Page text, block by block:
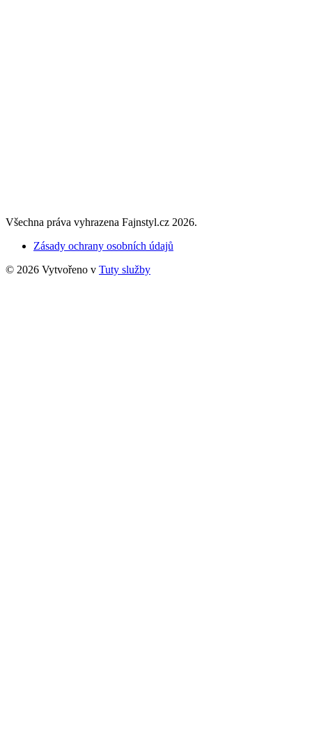
Všechna práva vyhrazena Fajnstyl.cz 2026.
Zásady ochrany osobních údajů
© 2026 Vytvořeno v Tuty služby